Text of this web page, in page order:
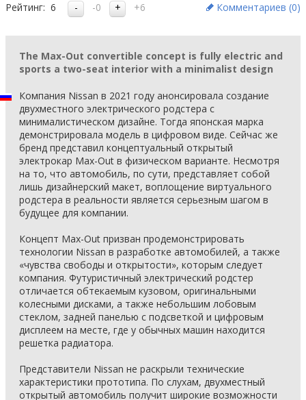
Рейтинг: 6 -0 +6 Комментариев (0)
The Max-Out convertible concept is fully electric and
sports a two-seat interior with a minimalist design
Компания Nissan в 2021 году анонсировала создание
двухместного электрического родстера с
минималистическом дизайне. Тогда японская марка
демонстрировала модель в цифровом виде. Сейчас же
бренд представил концептуальный открытый
электрокар Max-Out в физическом варианте. Несмотря
на то, что автомобиль, по сути, представляет собой
лишь дизайнерский макет, воплощение виртуального
родстера в реальности является серьезным шагом в
будущее для компании.
Концепт Max-Out призван продемонстрировать
технологии Nissan в разработке автомобилей, а также
«чувства свободы и открытости», которым следует
компания. Футуристичный электрический родстер
отличается обтекаемым кузовом, оригинальными
колесными дисками, а также небольшим лобовым
стеклом, задней панелью с подсветкой и цифровым
дисплеем на месте, где у обычных машин находится
решетка радиатора.
Представители Nissan не раскрыли технические
характеристики прототипа. По слухам, двухместный
открытый автомобиль получит широкие возможности